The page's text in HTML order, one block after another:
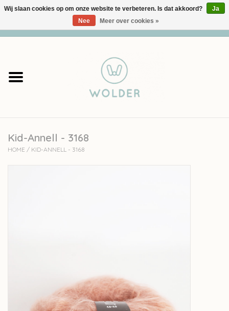
Garens
Accessoires
Kid-Annell - 3168
HOME / KID-ANNELL - 3168
Wij slaan cookies op om onze website te verbeteren. Is dat akkoord?
Ja
Nee
Meer over cookies »